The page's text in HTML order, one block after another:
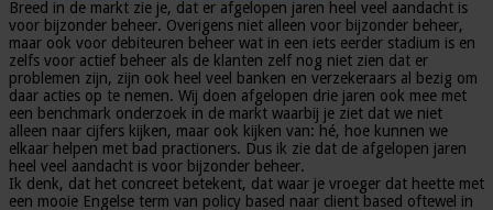
Breed in de markt zie je, dat er afgelopen jaren heel veel aandacht is
voor bijzonder beheer. Overigens niet alleen voor bijzonder beheer,
maar ook voor debiteuren beheer wat in een iets eerder stadium is en
zelfs voor actief beheer als de klanten zelf nog niet zien dat er
problemen zijn, zijn ook heel veel banken en verzekeraars al bezig om
daar acties op te nemen. Wij doen afgelopen drie jaren ook mee met
een benchmark onderzoek in de markt waarbij je ziet dat we niet
alleen naar cijfers kijken, maar ook kijken van: hé, hoe kunnen we
elkaar helpen met bad practioners. Dus ik zie dat de afgelopen jaren
heel veel aandacht is voor bijzonder beheer.
Ik denk, dat het concreet betekent, dat waar je vroeger dat heette met
een mooie Engelse term van policy based naar client based oftewel in